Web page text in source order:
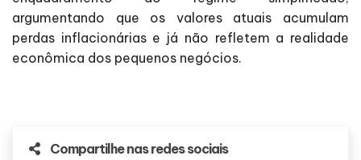
argumentando que os valores atuais acumulam
perdas inflacionárias e já não refletem a realidade
econômica dos pequenos negócios.
Compartilhe nas redes sociais